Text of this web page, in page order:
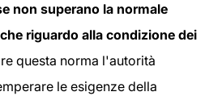
non superano la normale
riguardo alla condizione dei
questa norma l'autorità
le esigenze della